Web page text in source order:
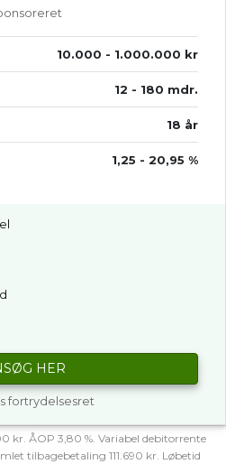
10.000 - 1.000.000 kr
12 - 180 mdr.
18 år
1,25 - 20,95 %
HER
fortrydelsesret
kr. ÅOP 3,80 %. Variabel debitorrente
tilbagebetaling 111.690 kr. Løbetid